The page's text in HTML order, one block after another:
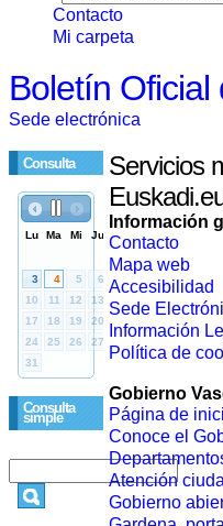
Contacto
Mi carpeta
Boletín Oficial
Sede electrónica
Consulta
Consulta
simple
Servicios
Información
Contacto
Mapa web
Accesibilidad
Sede
Información
Política de
Gobierno
Página de
Conoce el
Atención
Gobierno